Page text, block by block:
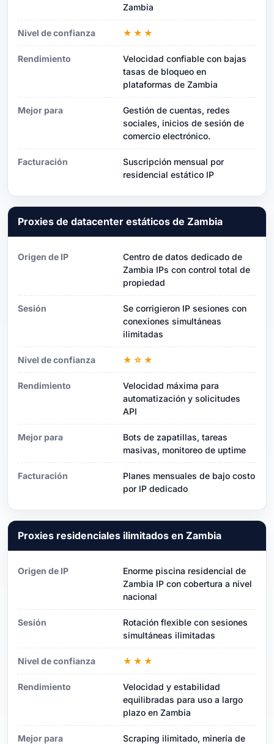
Zambia
Nivel de confianza ★★★
Rendimiento
Velocidad confiable con bajas
tasas de bloqueo en
plataformas de Zambia
Mejor para
Gestión de cuentas, redes
sociales, inicios de sesión de
comercio electrónico.
Facturación
Suscripción mensual por
residencial estático IP
Proxies de datacenter estáticos de Zambia
Origen de IP
Centro de datos dedicado de
Zambia IPs con control total de
propiedad
Sesión
Se corrigieron IP sesiones con
conexiones simultáneas
ilimitadas
Nivel de confianza ★☆★
Rendimiento
Velocidad máxima para
automatización y solicitudes
API
Mejor para
Bots de zapatillas, tareas
masivas, monitoreo de uptime
Facturación
Planes mensuales de bajo costo
por IP dedicado
Proxies residenciales ilimitados en Zambia
Origen de IP
Enorme piscina residencial de
Zambia IP con cobertura a nivel
nacional
Sesión
Rotación flexible con sesiones
simultáneas ilimitadas
Nivel de confianza ★★★
Rendimiento
Velocidad y estabilidad
equilibradas para uso a largo
plazo en Zambia
Mejor para
Scraping ilimitado, minería de